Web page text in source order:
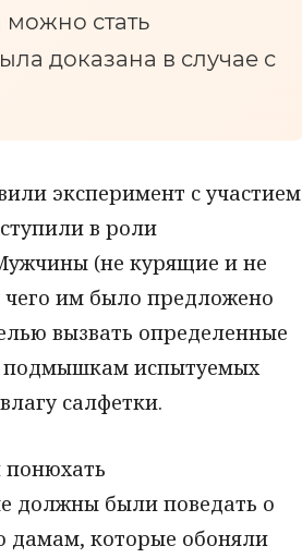
можно стать
доказана в случае с
эксперимент с участием
в роли
(не курящие и не
им было предложено
вызвать определенные
подмышкам испытуемых
салфетки.
должны были поведать о
дамам, которые обоняли